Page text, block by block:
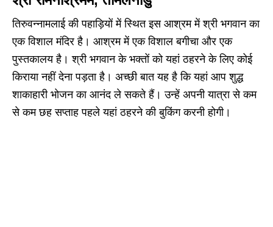
तिरुवन्नामलाई की पहाड़ियों में स्थित इस आश्रम में श्री भगवान का
एक विशाल मंदिर है। आश्रम में एक विशाल बगीचा और एक
पुस्तकालय है। श्री भगवान के भक्तों को यहां ठहरने के लिए कोई
किराया नहीं देना पड़ता है। अच्छी बात यह है कि यहां आप शुद्ध
शाकाहारी भोजन का आनंद ले सकते हैं। उन्हें अपनी यात्रा से कम
से कम छह सप्ताह पहले यहां ठहरने की बुकिंग करनी होगी।